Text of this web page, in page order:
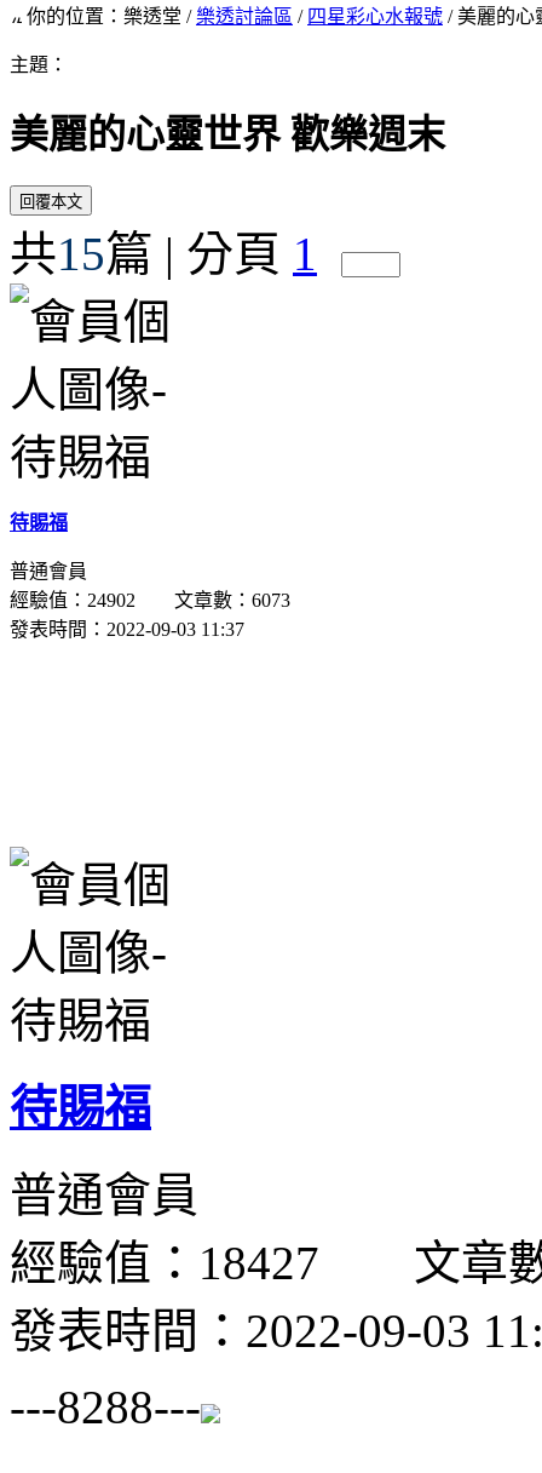
你的位置：樂透堂 /樂透討論區 / 四星彩心水報號 / 美麗的心
主題：
美麗的心靈世界 歡樂週末
共15篇 | 分頁 1
待賜福
普通會員
經驗值：24902 文章數：6073
發表時間：2022-09-03 11:37
待賜福
普通會員
經驗值：18427 文章
發表時間：2022-09-03
---8288---